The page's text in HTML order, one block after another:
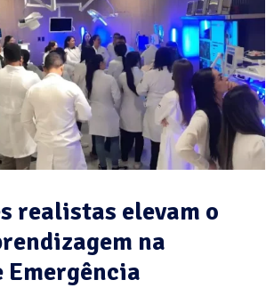
realistas elevam o
na
Emergência